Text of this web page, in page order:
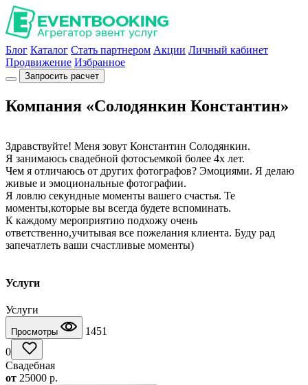
Блог Каталог Стать партнером Акции Личный кабинет
Продвижение Избранное
Запросить расчет
Компания «Солодянкин Константин»
Здравствуйте! Меня зовут Константин Солодянкин.
Я занимаюсь свадебной фотосъемкой более 4х лет.
Чем я отличаюсь от других фотографов? Эмоциями. Я делаю
живые и эмоциональные фотографии.
Я ловлю секундные моменты вашего счастья. Те
моменты,которые вы всегда будете вспоминать.
К каждому мероприятию подхожу очень
ответственно,учитывая все пожелания клиента. Буду рад
запечатлеть ваши счастливые моменты)
Услуги
Услуги
Просмотры
1451
0
Свадебная
от 25000 p.